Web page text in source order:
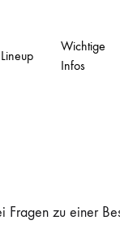
Lineup
Wichtige
Infos
Fragen zu einer